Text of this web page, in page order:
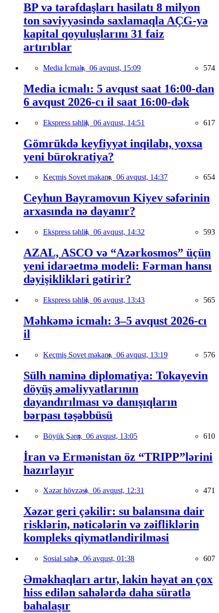
BP və tərəfdaşları hasilatı 8 milyon
ton səviyyəsində saxlamaqla AÇG-yə
kapital qoyuluşlarını 31 faiz
artırıblar
Media İcmalı, 06 avqust, 15:09 574
Media icmalı: 5 avqust saat 16:00-dan
6 avqust 2026-cı il saat 16:00-dək
Ekspress təhlil, 06 avqust, 14:51 617
Gömrükdə keyfiyyət inqilabı, yoxsa
yeni bürokratiya?
Keçmiş Sovet məkanı, 06 avqust, 14:37 654
Ceyhun Bayramovun Kiyev səfərinin
arxasında nə dayanır?
Ekspress təhlil, 06 avqust, 14:32 593
AZAL, ASCO və “Azərkosmos” üçün
yeni idarəetmə modeli: Fərman hansı
dəyişiklikləri gətirir?
Ekspress təhlil, 06 avqust, 13:43 565
Məhkəmə icmalı: 3–5 avqust 2026-cı
il
Keçmiş Sovet məkanı, 06 avqust, 13:19 576
Sülh naminə diplomatiya: Tokayevin
döyüş əməliyyatlarının
dayandırılması və danışıqların
bərpası təşəbbüsü
Böyük Şərq, 06 avqust, 13:05 610
İran və Ermənistan öz “TRIPP”lərini
hazırlayır
Xəzər hövzəsi, 06 avqust, 12:31 471
Xəzər geri çəkilir: su balansına dair
risklərin, nəticələrin və zəifliklərin
kompleks qiymətləndirilməsi
Sosial sahə, 06 avqust, 01:38 607
Əməkhaqları artır, lakin həyat ən çox
hiss edilən sahələrdə daha sürətlə
bahalaşır